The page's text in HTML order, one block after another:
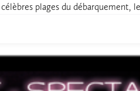
plages du débarquement,